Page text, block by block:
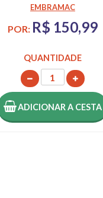
EMBRAMAC
POR: R$ 150,99
QUANTIDADE
ADICIONAR A CESTA